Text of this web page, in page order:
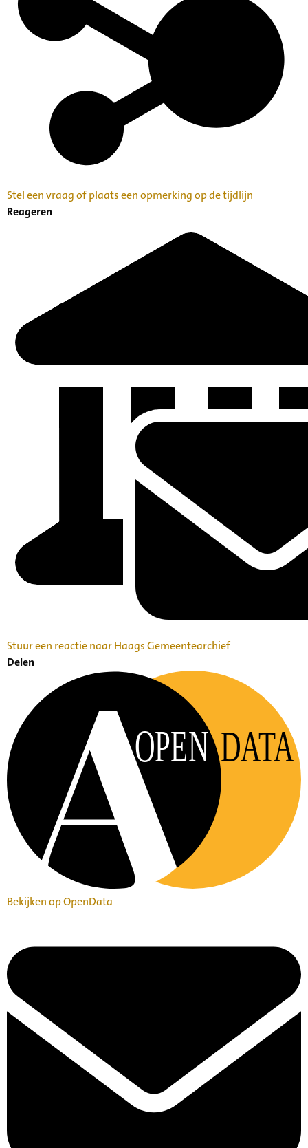
Stel een vraag of plaats een opmerking op de tijdlijn
Reageren
Stuur een reactie naar Haags Gemeentearchief
Delen
OPEN DATA
Bekijken op OpenData